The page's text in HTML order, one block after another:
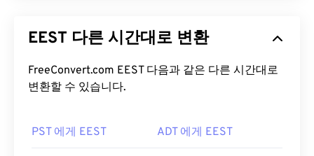
EEST 다른 시간대로 변환
FreeConvert.com EEST 다음과 같은 다른 시간대로
변환할 수 있습니다.
PST 에게 EEST ADT 에게 EEST